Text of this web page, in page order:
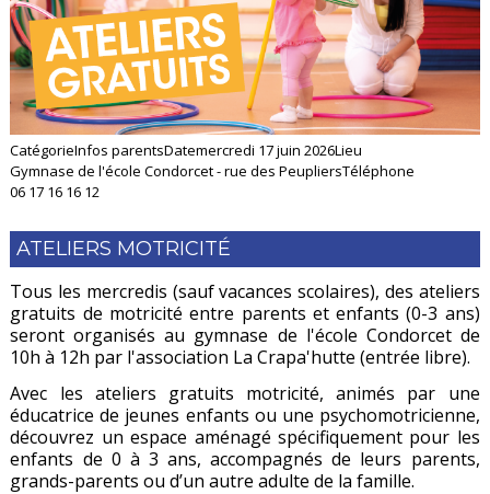
CatégorieInfos parentsDatemercredi 17 juin 2026Lieu
Gymnase de l'école Condorcet - rue des PeupliersTéléphone
06 17 16 16 12
ATELIERS MOTRICITÉ
Tous les mercredis (sauf vacances scolaires), des ateliers
gratuits de motricité entre parents et enfants (0-3 ans)
seront organisés au gymnase de l'école Condorcet de
10h à 12h par l'association La Crapa'hutte (entrée libre).
Avec les ateliers gratuits motricité, animés par une
éducatrice de jeunes enfants ou une psychomotricienne,
découvrez un espace aménagé spécifiquement pour les
enfants de 0 à 3 ans, accompagnés de leurs parents,
grands-parents ou d’un autre adulte de la famille.